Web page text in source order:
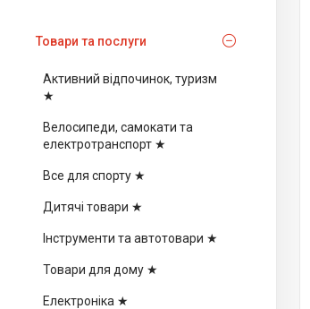
Товари та послуги
Активний відпочинок, туризм
★
Велосипеди, самокати та
електротранспорт ★
Все для спорту ★
Дитячі товари ★
Інструменти та автотовари ★
Товари для дому ★
Електроніка ★